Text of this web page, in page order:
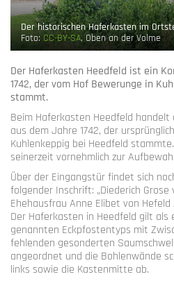
Der historischen Haferkasten im
Foto:CC-BY-SA, Oben an der Volme
Der Haferkasten Heedfeld ist ein
1742, der vom Hof Bewerunge in
stammt.
Beim Haferkasten Heedfeld
aus dem Jahre 1742, der
Kuhlenkeppig bei Heedfeld
seinerzeit vornehmlich zur
Über der Eingangstür findet sich
folgender Inschrift: „Diederich
Ehehausfrau Anne Elibet von Hefeld
Der Haferkasten in Heedfeld gilt als
genannten Eckpfostentyps mit
fehlenden gesonderten
angeordnet und die Bohlenwände
links sowie die Kastenmitte ab.